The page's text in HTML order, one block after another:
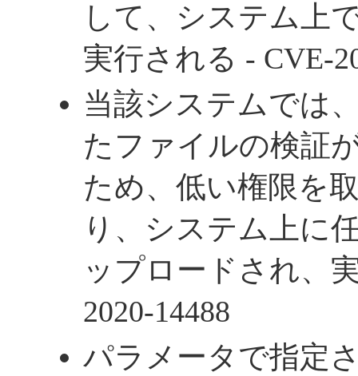
して、システム上
実行される - CVE-
当該システムでは
たファイルの検証
ため、低い権限を
り、システム上に
ップロードされ、
2020-14488
パラメータで指定